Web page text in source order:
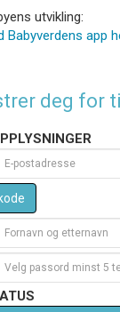
utvikling:
Babyverdens app
deg for